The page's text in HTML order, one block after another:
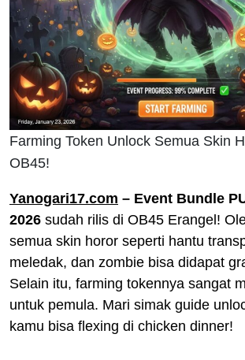
Farming Token Unlock Semua Skin
OB45!
Yanogari17.com – Event Bundle
2026 sudah rilis di OB45 Erangel!
semua skin horor seperti hantu
meledak, dan zombie bisa didapat
Selain itu, farming tokennya sangat
untuk pemula. Mari simak guide
kamu bisa flexing di chicken dinner!